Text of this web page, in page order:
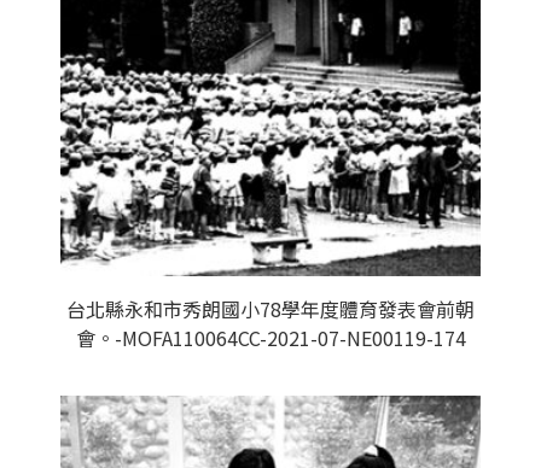
台北縣永和市秀朗國小78學年度體育發表會前朝
會。-MOFA110064CC-2021-07-NE00119-174